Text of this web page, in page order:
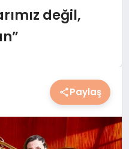
değil,
Paylaş